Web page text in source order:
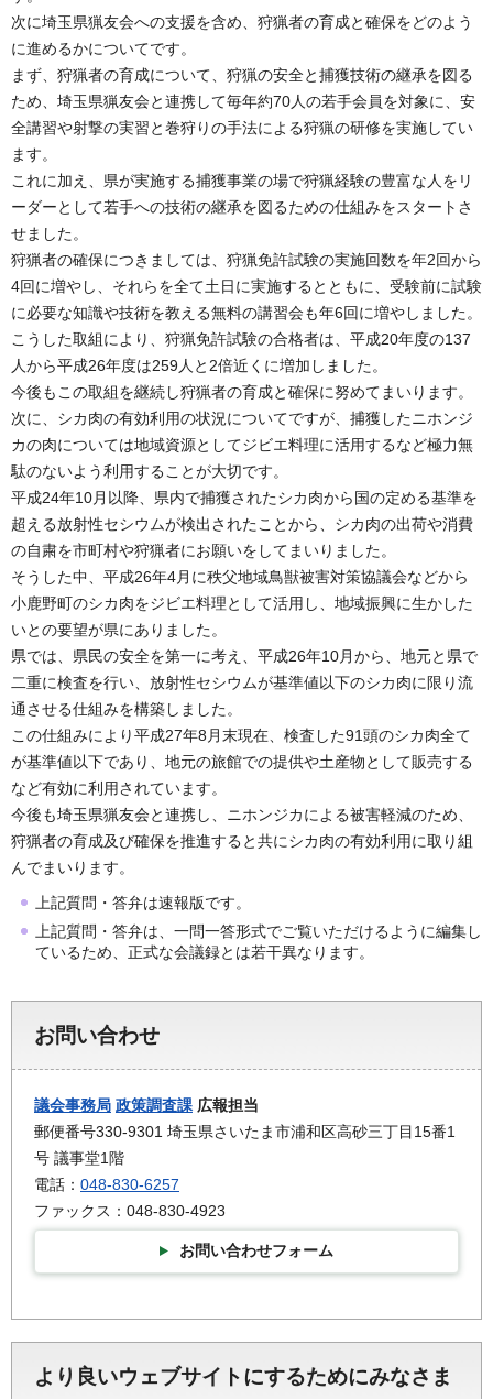
次に埼玉県猟友会への支援を含め、狩猟者の育成と確保をどのよう
に進めるかについてです。
まず、狩猟者の育成について、狩猟の安全と捕獲技術の継承を図る
ため、埼玉県猟友会と連携して毎年約70人の若手会員を対象に、安
全講習や射撃の実習と巻狩りの手法による狩猟の研修を実施してい
ます。
これに加え、県が実施する捕獲事業の場で狩猟経験の豊富な人をリ
ーダーとして若手への技術の継承を図るための仕組みをスタートさ
せました。
狩猟者の確保につきましては、狩猟免許試験の実施回数を年2回から
4回に増やし、それらを全て土日に実施するとともに、受験前に試験
に必要な知識や技術を教える無料の講習会も年6回に増やしました。
こうした取組により、狩猟免許試験の合格者は、平成20年度の137
人から平成26年度は259人と2倍近くに増加しました。
今後もこの取組を継続し狩猟者の育成と確保に努めてまいります。
次に、シカ肉の有効利用の状況についてですが、捕獲したニホンジ
カの肉については地域資源としてジビエ料理に活用するなど極力無
駄のないよう利用することが大切です。
平成24年10月以降、県内で捕獲されたシカ肉から国の定める基準を
超える放射性セシウムが検出されたことから、シカ肉の出荷や消費
の自粛を市町村や狩猟者にお願いをしてまいりました。
そうした中、平成26年4月に秩父地域鳥獣被害対策協議会などから
小鹿野町のシカ肉をジビエ料理として活用し、地域振興に生かした
いとの要望が県にありました。
県では、県民の安全を第一に考え、平成26年10月から、地元と県で
二重に検査を行い、放射性セシウムが基準値以下のシカ肉に限り流
通させる仕組みを構築しました。
この仕組みにより平成27年8月末現在、検査した91頭のシカ肉全て
が基準値以下であり、地元の旅館での提供や土産物として販売する
など有効に利用されています。
今後も埼玉県猟友会と連携し、ニホンジカによる被害軽減のため、
狩猟者の育成及び確保を推進すると共にシカ肉の有効利用に取り組
んでまいります。
上記質問・答弁は速報版です。
上記質問・答弁は、一問一答形式でご覧いただけるように編集し
ているため、正式な会議録とは若干異なります。
お問い合わせ
議会事務局 政策調査課 広報担当
郵便番号330-9301 埼玉県さいたま市浦和区高砂三丁目15番1
号 議事堂1階
電話： 048-830-6257
ファックス：048-830-4923
お問い合わせフォーム
より良いウェブサイトにするためにみなさま